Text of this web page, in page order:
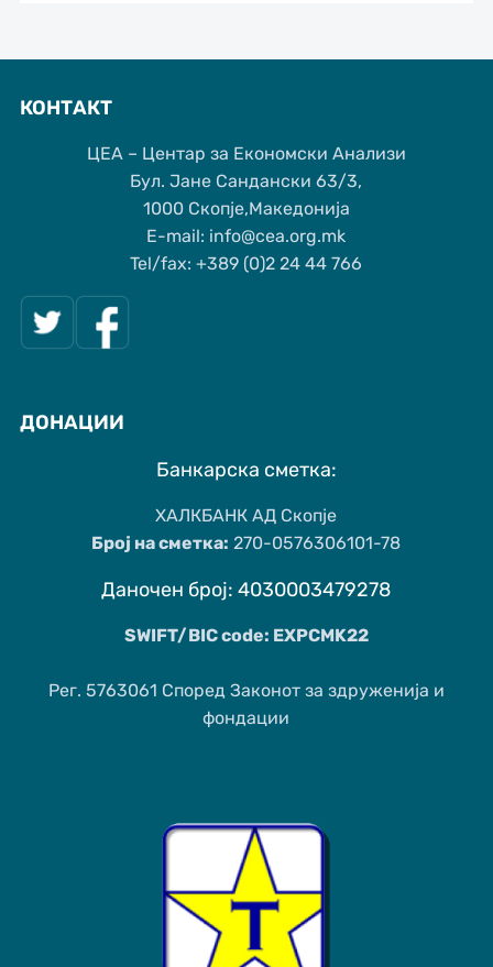
КОНТАКТ
ЦЕА – Центар за Економски Анализи
Бул. Јане Сандански 63/3,
1000 Скопје,Македонија
Е-mail: info@cea.org.mk
Tel/fax: +389 (0)2 24 44 766
ДОНАЦИИ
Банкарска сметка:
ХАЛКБАНК АД Скопје
Број на сметка: 270-0576306101-78
Даночен број: 4030003479278
SWIFT/BIC code: EXPCMK22
Рег. 5763061 Според Законот за здруженија и
фондации